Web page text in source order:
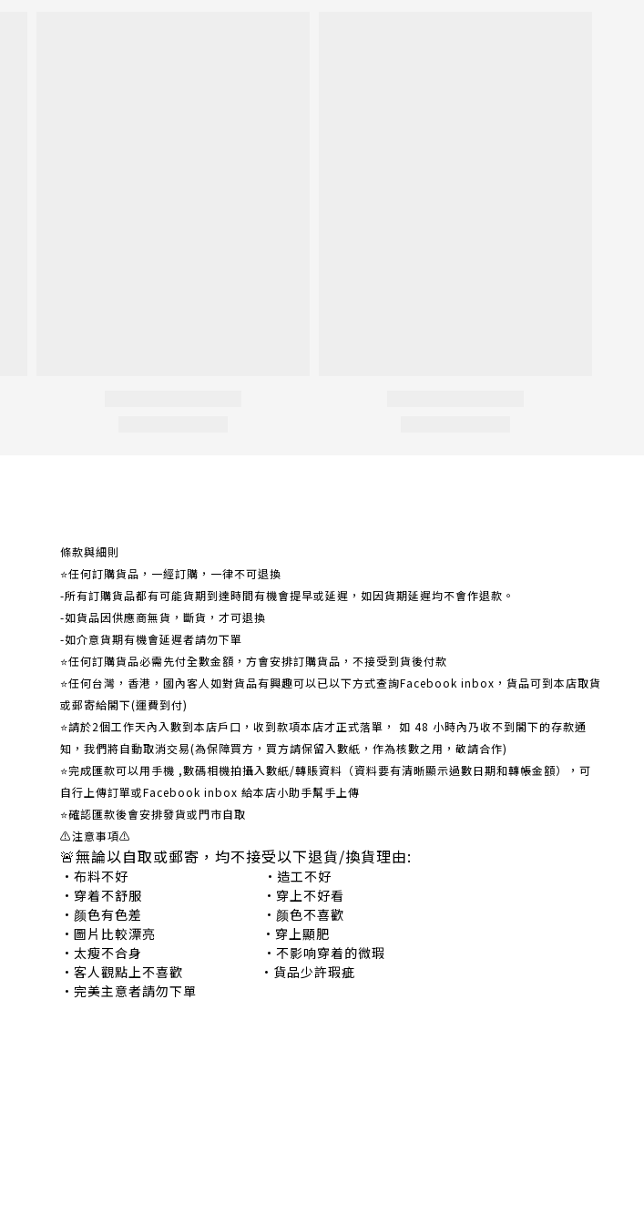
條款與細則
⭐任何訂購貨品，一經訂購，一律不可退換
-所有訂購貨品都有可能貨期到達時間有機會提早或延遲，如因貨期延遲均不會作退款。
-如貨品因供應商無貨，斷貨，才可退換
-如介意貨期有機會延遲者請勿下單
⭐任何訂購貨品必需先付全數金額，方會安排訂購貨品，不接受到貨後付款
⭐任何台灣，香港，國內客人如對貨品有興趣可以已以下方式查詢Facebook inbox，貨品可到本店取貨
或郵寄給閣下(運費到付)
​​⭐請於2個工作天內入數到本店戶口，收到款項本店才正式落單， 如 48 小時內乃收不到閣下的存款通
知，我們將自動取消交易(為保障買方，買方請保留入數紙，作為核數之用，敬請合作)
⭐完成匯款可以用手機 ,數碼相機拍攝入數紙/轉賬資料（資料要有清晰顯示過數日期和轉帳金額），可
自行上傳訂單或Facebook inbox 給本店小助手幫手上傳
⭐確認匯款後會安排發貨或門市自取
⚠注意事項⚠
🚨無論以自取或郵寄，均不接受以下退貨/換貨理由:
•布料不好 •造工不好
•穿着不舒服 •穿上不好看
•颜色有色差 •颜色不喜歡
•圖片比較漂亮 •穿上顯肥
•太瘦不合身 •不影响穿着的微瑕
•客人觀點上不喜歡 •貨品少許瑕疵
•完美主意者請勿下單